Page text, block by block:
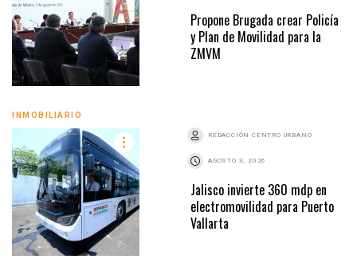
Propone Brugada crear Policía
y Plan de Movilidad para la
ZMVM
INMOBILIARIO
REDACCIÓN CENTRO URBANO
AGOSTO 3, 2026
Jalisco invierte 360 mdp en
electromovilidad para Puerto
Vallarta